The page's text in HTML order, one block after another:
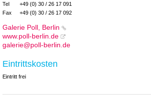
Tel
+49 (0) 30 / 26 17 091
Fax
+49 (0) 30 / 26 17 092
Galerie Poll, Berlin
www.poll-berlin.de
galerie@poll-berlin.de
Eintrittskosten
Eintritt frei